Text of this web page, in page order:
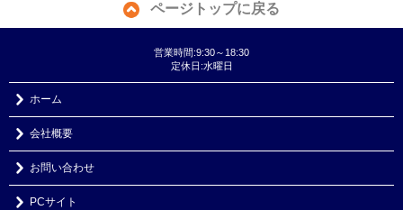
ページトップに戻る
営業時間:9:30～18:30
定休日:水曜日
ホーム
会社概要
お問い合わせ
PCサイト